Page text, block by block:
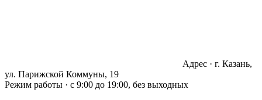
Адрес · г. Казань,
ул. Парижской Коммуны, 19
Режим работы · с 9:00 до 19:00, без выходных